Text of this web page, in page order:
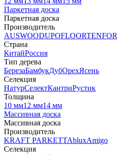
Паркетная доска
Паркетная доска
Производитель
AUSWOODUPOFLOORTENFOR
Страна
КитайРоссия
Тип дерева
БерезаБамбукДубОрехЯсень
Селекция
НатурСелектКантриРустик
Толщина
10 мм12 мм14 мм
Массивная доска
Массивная доска
Производитель
KRAFT PARKETTAbluxAmigo
Селекция